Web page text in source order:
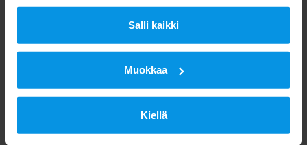
Salli kaikki
Muokkaa
Kiellä